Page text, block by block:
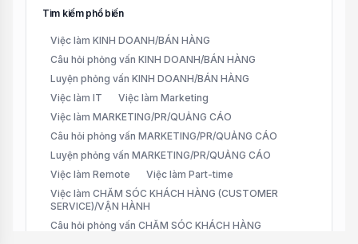
Tìm kiếm phổ biến
Việc làm KINH DOANH/BÁN HÀNG
Câu hỏi phỏng vấn KINH DOANH/BÁN HÀNG
Luyện phỏng vấn KINH DOANH/BÁN HÀNG
Việc làm IT
Việc làm Marketing
Việc làm MARKETING/PR/QUẢNG CÁO
Câu hỏi phỏng vấn MARKETING/PR/QUẢNG CÁO
Luyện phỏng vấn MARKETING/PR/QUẢNG CÁO
Việc làm Remote
Việc làm Part-time
Việc làm CHĂM SÓC KHÁCH HÀNG (CUSTOMER
SERVICE)/VẬN HÀNH
Câu hỏi phỏng vấn CHĂM SÓC KHÁCH HÀNG